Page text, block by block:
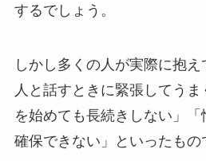
するでしょう。
しかし多くの人が実際に抱
人と話すときに緊張してう
を始めても長続きしない」
確保できない」といったもの